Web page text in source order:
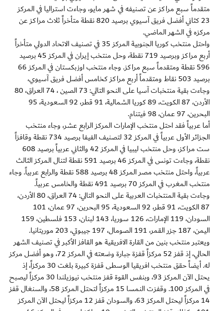
متقدماً سبع مراكز عن تصنيفه في شهر مايو، وجاءت استراليا في المركز
23 كثاني أفضل فريق آسيوي برصيد 820 نقطة متأخراً ثلاث مراكز عن
مركزه في الشهر الماضي.
واحتل منتخب كوريا الجنوبية المركز 35 في تصنيف الاتحاد الدولي متأخراً
أربع مراكز وبرصيد 719 نقطة، وحل منتخب إيران في المركز 45 برصيد
596 نقطة ومتقدماً سبع مراكز. وجاء منتخب اوزبكستان في المركز 66
برصيد 503 نقاط ومتقدماً أربع مراكز كخامس أفضل فريق آسيوي،
وجاءت بقية منتخبات آسيا على النحو التالي: 73 الصين ، 74 العراق، 80
الأردن، 87 الكويت، 89 كوريا الشمالية، 91 قطر، 92 السعودية، 95
البحرين، 97 عمان، 98 فيتنام.
أما عربياً فقد احتل منتخب الإمارات المركز الرابع عشر، وجاء منتخب
الجزائر الأول عربياً في المركز 32 لتصنيف الفيفا برصيد 734 نقطة وقافزاً
ست مراكز، وحل منتخب ليبيا في المركز 42 والثاني عربياً برصيد 608
نقطة، وجاءت تونس في المركز 46 برصيد 591 نقطة لتنال المركز الثالث
عربياً، واحتل منتخب مصر المركز 48 برصيد 588 نقطة والرابع عربياً. وجاء
منتخب المغرب في المركز 70 برصيد 491 نقطة والخامس عربياً.
وجاءت بقية المنتخبات العربية على النحو التالي: 74 العراق، 80 الأردن،
87 الكويت، 91 قطر، 92 السعودية، 95 البحرين، 97 عمان، 101
السودان، 119 الإمارات، 126 سوريا، 143 لبنان، 153 فلسطين، 159
اليمن، 187 جزر القمر، 191 الصومال، 197 جيبوتي، 203 موريتانيا.
ويعتبر منتخب بنين من القارة الافريقية هو القافز الأكبر في تصنيف الشهر
الحالي، إذ قفز 52 مركزاً قفزة جبارة وضعته في المركز 72، وهو أفضل مركز
له. أيضاً حقق منتخب افريقيا الوسطى قفزة كبيرة بلغت 30 مركزاً، إذ
يحتل الآن المركز 93، وبنفس القوة قفز منتخب نيوزيلندا 30 مركزاً ليصبح
في المركز 100. وقفزت النمسا 15 مركزاً لتحتل المركز 58، والسنغال قفز
14 مركزاً ليحتل المركز 63، والسودان قفز 12 مركزاً ليحتل الآن المركز